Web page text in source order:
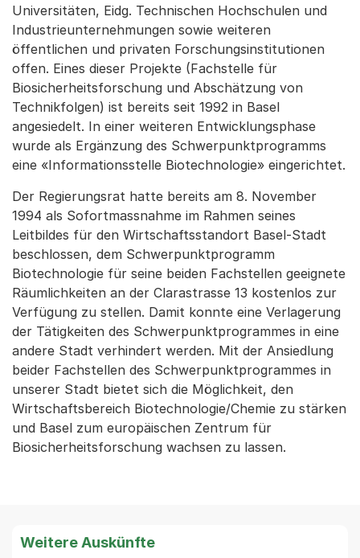
Universitäten, Eidg. Technischen Hochschulen und
Industrieunternehmungen sowie weiteren
öffentlichen und privaten Forschungsinstitutionen
offen. Eines dieser Projekte (Fachstelle für
Biosicherheitsforschung und Abschätzung von
Technikfolgen) ist bereits seit 1992 in Basel
angesiedelt. In einer weiteren Entwicklungsphase
wurde als Ergänzung des Schwerpunktprogramms
eine «Informationsstelle Biotechnologie» eingerichtet.
Der Regierungsrat hatte bereits am 8. November
1994 als Sofortmassnahme im Rahmen seines
Leitbildes für den Wirtschaftsstandort Basel-Stadt
beschlossen, dem Schwerpunktprogramm
Biotechnologie für seine beiden Fachstellen geeignete
Räumlichkeiten an der Clarastrasse 13 kostenlos zur
Verfügung zu stellen. Damit konnte eine Verlagerung
der Tätigkeiten des Schwerpunktprogrammes in eine
andere Stadt verhindert werden. Mit der Ansiedlung
beider Fachstellen des Schwerpunktprogrammes in
unserer Stadt bietet sich die Möglichkeit, den
Wirtschaftsbereich Biotechnologie/Chemie zu stärken
und Basel zum europäischen Zentrum für
Biosicherheitsforschung wachsen zu lassen.
Weitere Auskünfte